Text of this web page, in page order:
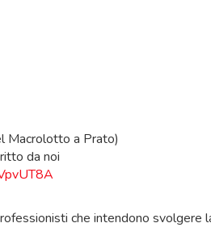
Macrolotto a Prato)
da noi
che intendono svolgere